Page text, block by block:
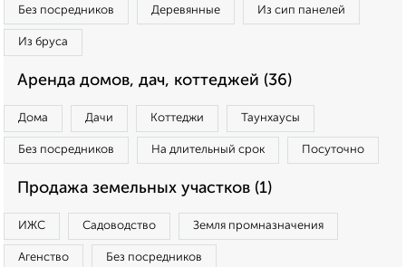
Без посредников Деревянные Из сип панелей
Из бруса
Аренда домов, дач, коттеджей (36)
Дома Дачи Коттеджи Таунхаусы
Без посредников На длительный срок Посуточно
Продажа земельных участков (1)
ИЖС Садоводство Земля промназначения
Агенство Без посредников